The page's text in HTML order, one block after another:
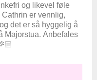
og likevel føle
er vennlig,
det er så hyggelig å
Majorstua. Anbefales